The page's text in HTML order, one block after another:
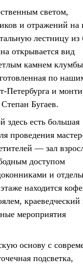
светом,
и отражений на
лестницу из
открывается вид
камнем
по
Петербурга и
Степан Бугаев.
здесь есть большая
проведения
— зал
доступом
и
находится
краеведческий
мероприятия
основу с
подсветка,